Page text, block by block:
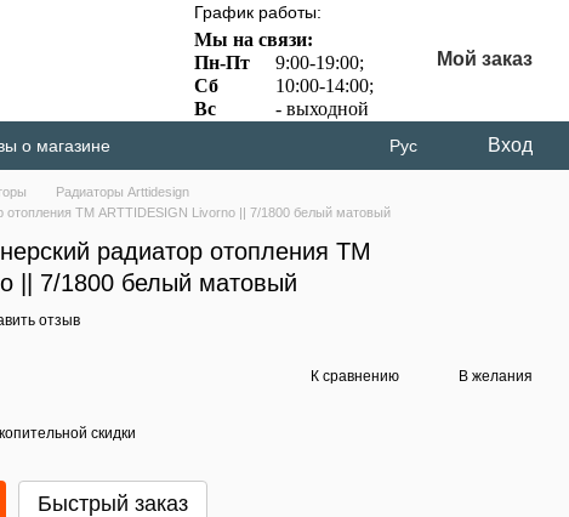
График работы:
Мы на связи:
Пн-Пт
9:00-19:00;
Сб
10:00-14:00;
Вс
- выходной
Мой заказ
о магазине
Рус Вход
Радиаторы Arttidesign
отопления ТМ ARTTIDESIGN Livorno || 7/1800 белый матовый
радиатор отопления ТМ
|| 7/1800 белый матовый
отзыв
К сравнению В желания
скидки
Быстрый заказ